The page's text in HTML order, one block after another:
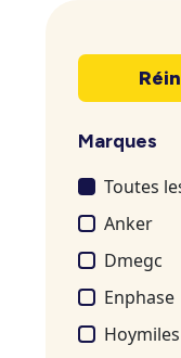
Marques
Toutes
Anker
Dmegc
Enphase
Hoymiles